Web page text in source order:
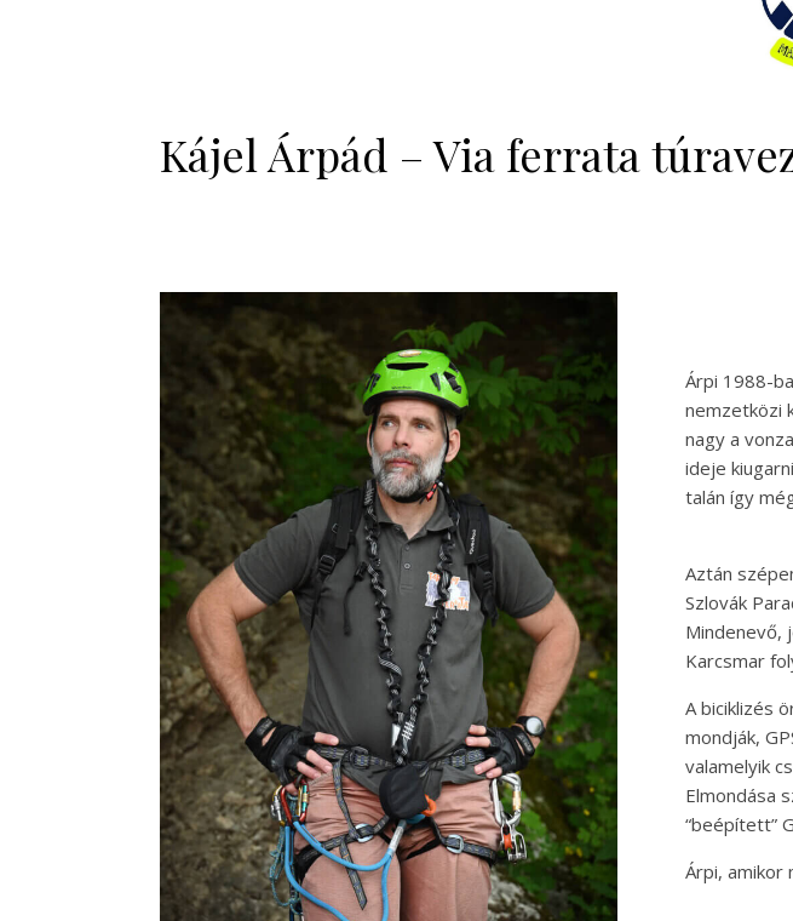
Kájel Árpád – Via ferrata
Árpi 1988-
nemzetközi
nagy a
ideje
talán így
Aztán
Szlovák
Mindenevő,
Karcsmar
A biciklizés
mondják,
valamelyik
Elmondása
“beépített”
Árpi, amikor